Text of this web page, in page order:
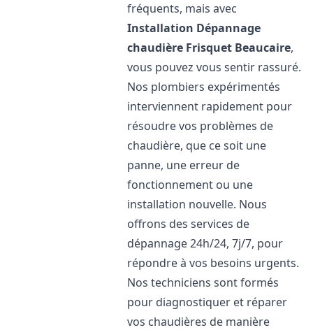
fréquents, mais avec
Installation Dépannage
chaudière Frisquet Beaucaire,
vous pouvez vous sentir rassuré.
Nos plombiers expérimentés
interviennent rapidement pour
résoudre vos problèmes de
chaudière, que ce soit une
panne, une erreur de
fonctionnement ou une
installation nouvelle. Nous
offrons des services de
dépannage 24h/24, 7j/7, pour
répondre à vos besoins urgents.
Nos techniciens sont formés
pour diagnostiquer et réparer
vos chaudières de manière